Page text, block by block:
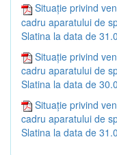
Situație privind
cadru aparatului de
Slatina la data de
Situație privind
cadru aparatului de
Slatina la data de
Situație privind
cadru aparatului de
Slatina la data de